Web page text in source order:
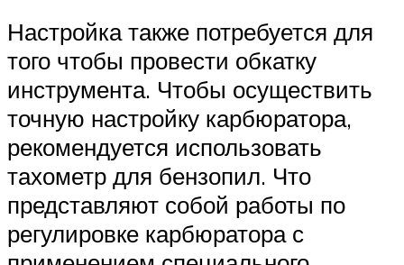
Настройка также потребуется для
того чтобы провести обкатку
инструмента. Чтобы осуществить
точную настройку карбюратора,
рекомендуется использовать
тахометр для бензопил. Что
представляют собой работы по
регулировке карбюратора с